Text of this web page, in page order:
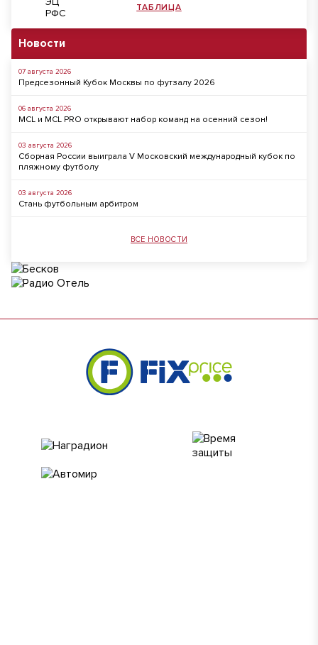
ТАБЛИЦА
Новости
07 августа 2026
Предсезонный Кубок Москвы по футзалу 2026
06 августа 2026
MCL и MCL PRO открывают набор команд на осенний сезон!
03 августа 2026
Сборная России выиграла V Московский международный кубок по
пляжному футболу
03 августа 2026
Стань футбольным арбитром
ВСЕ НОВОСТИ